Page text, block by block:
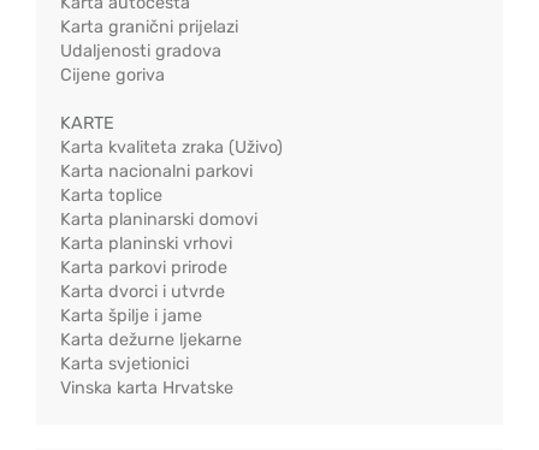
Karta granični prijelazi
Udaljenosti gradova
Cijene goriva
KARTE
Karta kvaliteta zraka (Uživo)
Karta nacionalni parkovi
Karta toplice
Karta planinarski domovi
Karta planinski vrhovi
Karta parkovi prirode
Karta dvorci i utvrde
Karta špilje i jame
Karta dežurne ljekarne
Karta svjetionici
Vinska karta Hrvatske